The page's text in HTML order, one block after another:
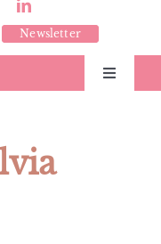
Newsletter
Toggle